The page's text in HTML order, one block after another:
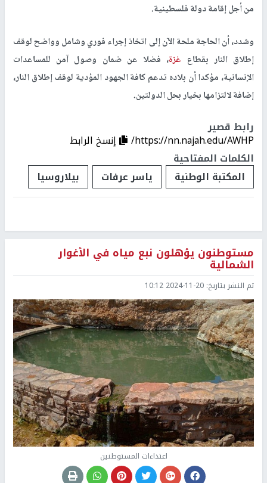
من أجل إقامة دولة فلسطينية.
وشدد، أن الحاجة ملحة الآن إلى اتخاذ إجراء فوري وشامل وواضح لوقف
إطلاق النار بقطاع غزة، فضلا عن ضمان وصول آمن للمساعدات
الإنسانية، مؤكدا أن بلاده تدعم كافة الجهود المؤدية لوقف إطلاق النار،
إضافة لالتزامها بخيار بحل الدولتين.
رابط قصير
https://nn.najah.edu/AWHP/
إنسخ الرابط
الكلمات المفتاحية
المكتبة الوطنية
ياسر عرفات بيلاروسيا
مستوطنون يؤهلون نبع مياه في الأغوار
الشمالية
تم النشر بتاريخ: 2024-11-20 10:12
اعتداءات المستوطنين